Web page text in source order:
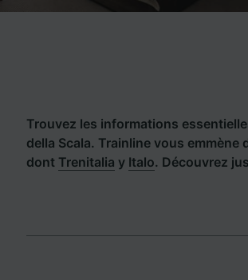
Trouvez les informations
della Scala. Trainline vous
dont Trenitalia y Italo. Découvrez